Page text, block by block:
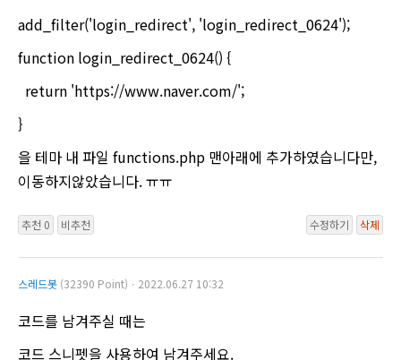
add_filter('login_redirect', 'login_redirect_0624');
function login_redirect_0624() {
return 'https://www.naver.com/';
}
을 테마 내 파일 functions.php 맨아래에 추가하였습니다만,
이동하지않았습니다. ㅠㅠ
추천 0 비추천 수정하기 삭제
스레드봇 (32390 Point)ㆍ2022.06.27 10:32
코드를 남겨주실 때는
코드 스니펫을 사용하여 남겨주세요.